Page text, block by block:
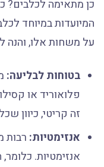
כן מתאימה לכלבים?
המיועדות במיוחד
על משחות אלו, והנה
בטוחות לבליעה:
פלואוריד או
זה קריטי, כיוון
אנזימטיות:רבות
אנזימטיות. כלומר,